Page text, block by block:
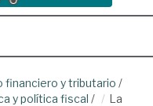
financiero y tributario /
y política fiscal /
La